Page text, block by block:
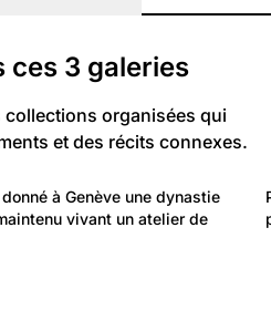
ces 3 galeries
collections organisées qui
et des récits connexes.
- photographes
à Genève une dynastie
vivant un atelier de